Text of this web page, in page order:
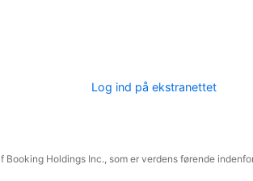
Log ind på ekstranettet
Booking Holdings Inc., som er verdens førende